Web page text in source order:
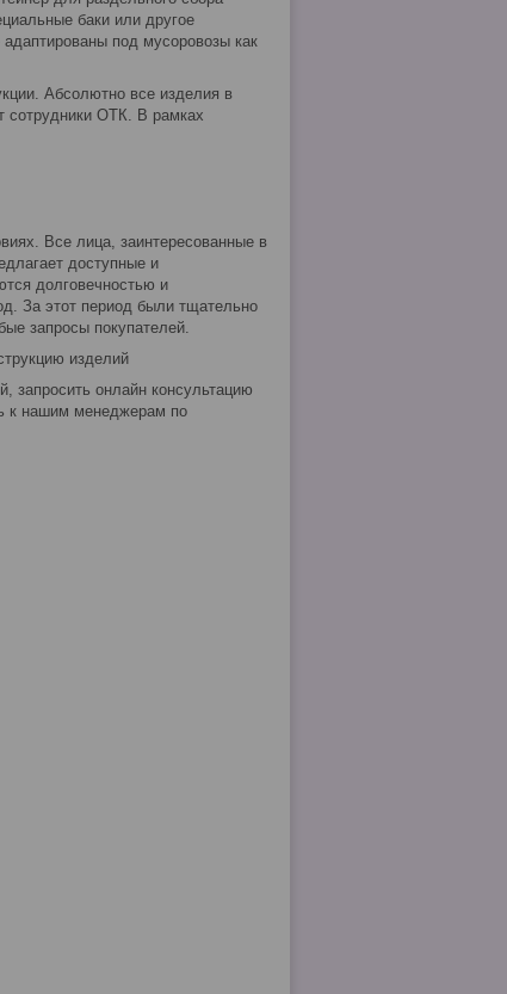
баки или другое
адаптированы под мусоровозы как
Абсолютно все изделия в
сотрудники ОТК. В рамках
Все лица, заинтересованные в
доступные и
долговечностью и
За этот период были тщательно
запросы покупателей.
изделий
запросить онлайн консультацию
к нашим менеджерам по